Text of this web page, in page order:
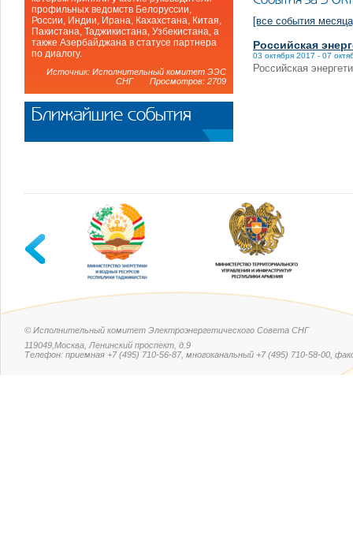
[все события
Российская
03 октября 2017 - 07
Российская
профильных ведомств Белоруссии,
России, Индии, Ирана, Кахахстана, Китая,
Пакистана, Таджикистана, Узбекистана, а
также Азербайджана в статусе партнера
по диалогу.
Источник: Исполнительный комитет ЭЭС
СНГ Просмотров: 2709
Ближайшие события
© Исполнительный комитет Электроэнергетического Совета СНГ
119049,Москва, Ленинский проспект, д.9
Телефон: приемная +7 (495) 710-56-87, многоканальный +7 (495) 710-58-00,